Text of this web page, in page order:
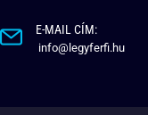
E-MAIL CÍM:
info@legyferfi.hu